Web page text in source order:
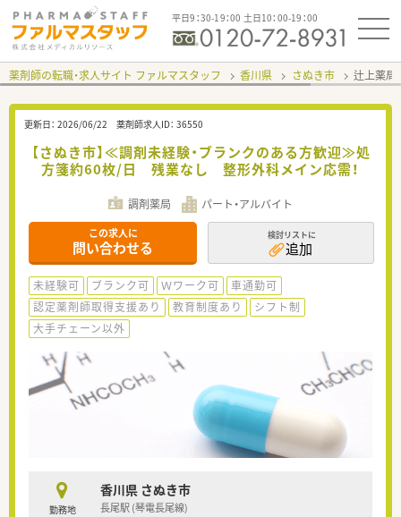
平日9：30-19：00 土日10：00-19：00
薬剤師の転職・求人サイト ファルマスタッフ 香川県 さぬき市 辻上薬
更新日： 2026/06/22 薬剤師求人ID： 36550
【さぬき市】≪調剤未経験・ブランクのある方歓迎≫処
方箋約60枚/日 残業なし 整形外科メイン応需！
調剤薬局 パート・アルバイト
この求人に
問い合わせる
検討リストに
追加
未経験可 ブランク可 Ｗワーク可
車通勤可
認定薬剤師取得支援あり
教育制度あり
シフト制
大手チェーン以外
勤務地
香川県 さぬき市
長尾駅 (琴電長尾線)